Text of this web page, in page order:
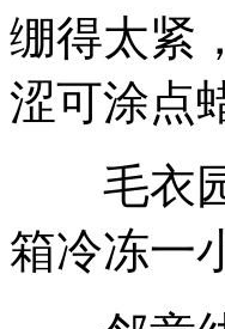
绷得太紧
涩可涂点
毛衣园
箱冷冻一